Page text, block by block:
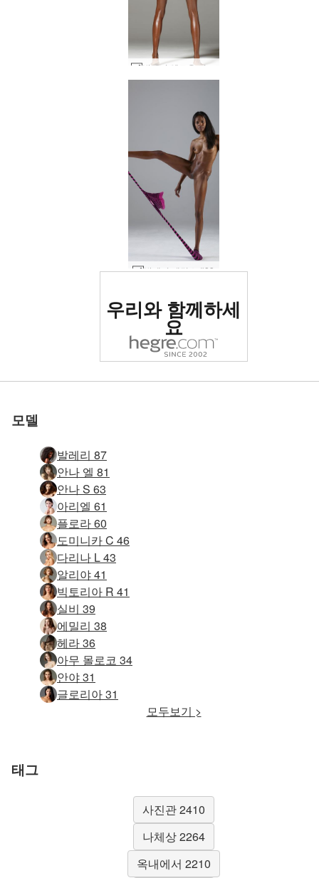
발레리 옐로우 비키니 #91
발레리 레깅스 #83
로 평가됨
우리와 함께하세
요
발레리 스트링 스커트 #10
발레리 레깅스 #39
발레리 피트니스 전문가 #62
발레리 옐로우 비키니 #71
발레리 피트니스 전문가 #98
발레리 옐로우 비키니 #83
세계 1위 에로틱 사이트
우리와 함께하세
요
발레리 다이아나 로스 #59
발레리 gyno 운동 #17
발레리 gyno 운동 #45발레리 옐로우 비키니 #55
발레리 gyno 운동 #5발레리 미니 비키니 #60
세계 1위 에로틱 사이트
우리와 함께하세
요
발레리 섹시 스쿼트 #34
발레리 스트링 스커트 #74
발레리 아메리칸 어패럴 팬티스타킹 #60
발레리 발륨 #50
발레리 암 여우 #3
발레리 미니 비키니 #84
세계 1위 에로틱 사이트
우리와 함께하세
요
발레리 암 여우 #63
발레리 암 여우 #27
발레리 다리 운동 #56
발레리 암 여우 #15
발레리 암 여우 #51
발레리 섹시한 건너 뛰기 #84
발레리 스트링 스커트 #46
발레리 레깅스 #7
발레리 아메리칸 어패럴 팬티스타킹 #80
발레리 섹시한 건너 뛰기 #120
세계 1위 에로틱 사이트
우리와 함께하세
요
발레리 섹시한 건너 뛰기 #124
발레리 섹시한 건너 뛰기 #116
발레리 섹시 스쿼트 #6
발레리 아메리칸 어패럴 팬티스타킹 #48
테아 블랙 &amp; 화이트 #30
발레리 옐로우 비키니 #47
세계 1위 에로틱 사이트
우리와 함께하세
요
Valerie 셀프 마사지 2부 #21
Teti 관능적 인 누드 #41
발레리 미니 비키니 #88
발레리 옐로우 비키니 #43
발레리 섹시한 건너 뛰기 #72
발레리 스트링 스커트 #42
세계 1위 에로틱 사이트
우리와 함께하세
요
발레리 피트니스 전문가 #2
모델
발레리 87
안나 엘 81
안나 S 63
아리엘 61
플로라 60
도미니카 C 46
다리나 L 43
알리야 41
빅토리아 R 41
실비 39
에밀리 38
헤라 36
아무 몰로코 34
안야 31
글로리아 31
모두보기 >
태그
사진관 2410
나체상 2264
옥내에서 2210